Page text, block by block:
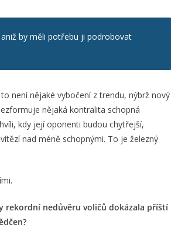
by měli potřebu ji podrobovat
není nějaké vybočení z trendu, nýbrž nový
nějaká kontralita schopná
kdy její oponenti budou chytřejší,
nad méně schopnými. To je železný
rekordní nedůvěru voličů dokázala příští